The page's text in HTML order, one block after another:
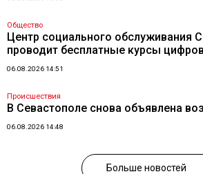
Общество
Центр социального обслуживания
проводит бесплатные курсы
06.08.2026 14:51
Происшествия
В Севастополе снова объявлена
06.08.2026 14:48
Больше новостей